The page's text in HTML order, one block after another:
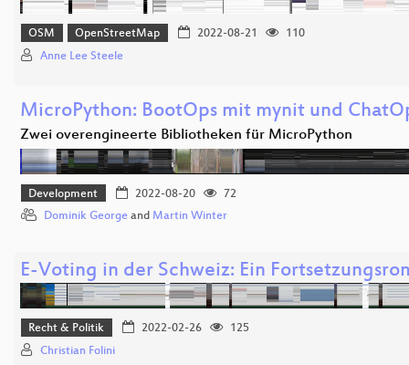
OSM OpenStreetMap 2022-08-21
110
Anne Lee Steele
MicroPython: BootOps mit mynit und
Zwei overengineerte Bibliotheken für MicroPython
Development 2022-08-20
72
Dominik George and Martin Winter
E-Voting in der Schweiz: Ein
Recht & Politik 2022-02-26
125
Christian Folini